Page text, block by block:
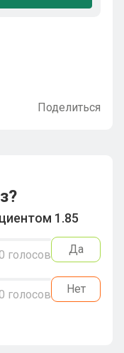
Поделиться
1.85
голосов Да
голосов Нет